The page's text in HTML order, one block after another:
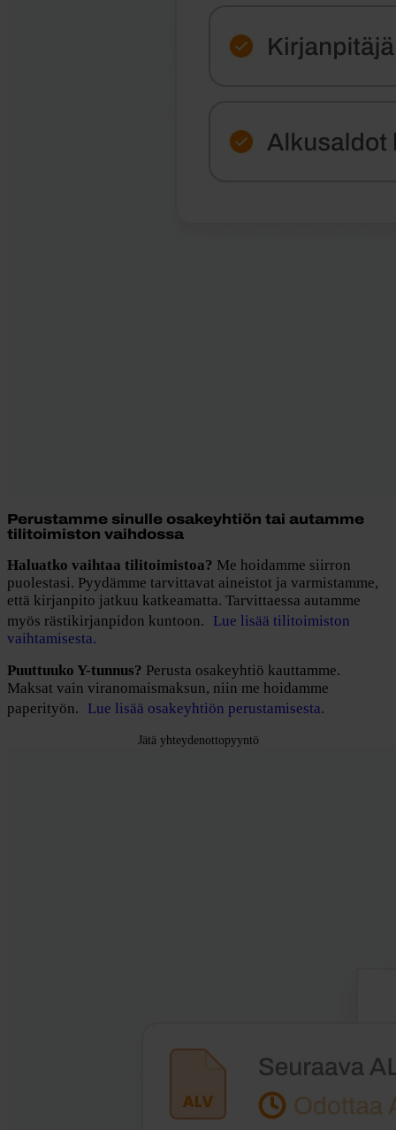
Perustamme sinulle osakeyhtiön tai autamme
tilitoimiston vaihdossa
Haluatko vaihtaa tilitoimistoa? Me hoidamme siirron
puolestasi. Pyydämme tarvittavat aineistot ja varmistamme,
että kirjanpito jatkuu katkeamatta. Tarvittaessa autamme
myös rästikirjanpidon kuntoon. Lue lisää tilitoimiston
vaihtamisesta.
Puuttuuko Y-tunnus? Perusta osakeyhtiö kauttamme.
Maksat vain viranomaismaksun, niin me hoidamme
paperityön. Lue lisää osakeyhtiön perustamisesta.
Jätä yhteydenottopyyntö